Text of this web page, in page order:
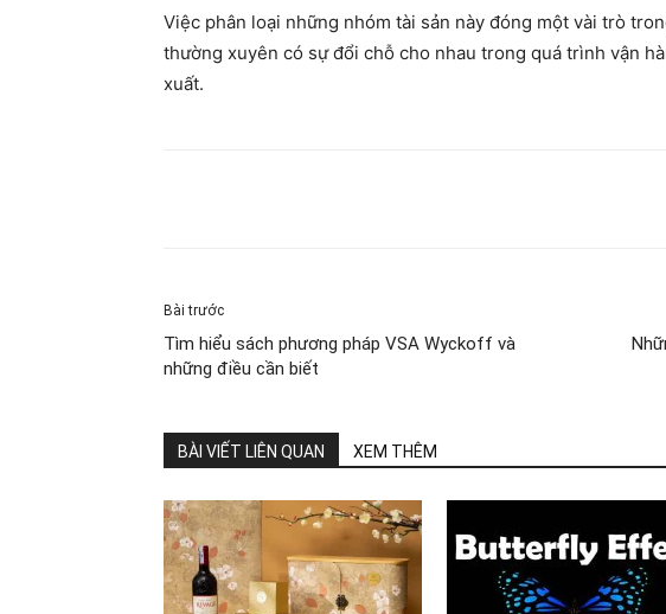
Việc phân loại những nhóm tài sản này đóng một vài trò
thường xuyên có sự đổi chỗ cho nhau trong quá trình vận
xuất.
Bài trước
Tìm hiểu sách phương pháp VSA Wyckoff và
những điều cần biết
BÀI VIẾT LIÊN QUAN XEM THÊM